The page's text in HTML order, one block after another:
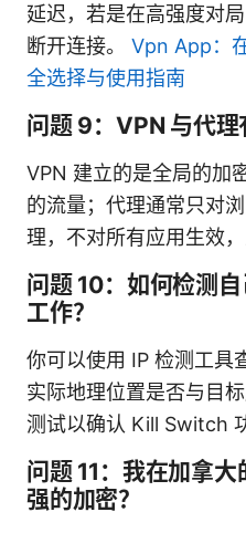
延迟，若是在高强度对
断开连接。 Vpn App：
全选择与使用指南
问题 9：VPN 与代理
VPN 建立的是全局的加
的流量；代理通常只对
理，不对所有应用生效
问题 10：如何检测
工作？
你可以使用 IP 检测工具
实际地理位置是否与目
测试以确认 Kill Switch
问题 11：我在加拿
强的加密？